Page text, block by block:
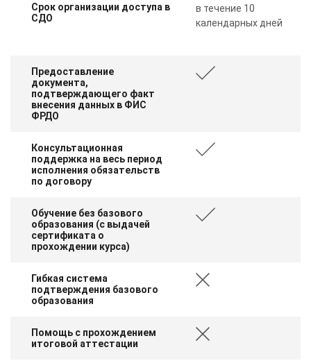
Срок организации доступа в
СДО
в течение 10
календарных дней
Предоставление
документа,
подтверждающего факт
внесения данных в ФИС
ФРДО
Консультационная
поддержка на весь период
исполнения обязательств
по договору
Обучение без базового
образования (с выдачей
сертификата о
прохождении курса)
Гибкая система
подтверждения базового
образования
Помощь с прохождением
итоговой аттестации